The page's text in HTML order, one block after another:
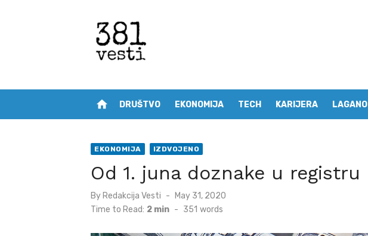
home DRUŠTVO EKONOMIJA TECH KARIJERA LAGANO
EKONOMIJA IZDVOJENO
Od 1. juna doznake u registru
By Redakcija Vesti
Posted
May 31, 2020
Time to Read: 2 min - 351 words